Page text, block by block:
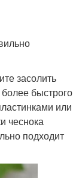
засолить
быстрого
или
чеснока
подходит